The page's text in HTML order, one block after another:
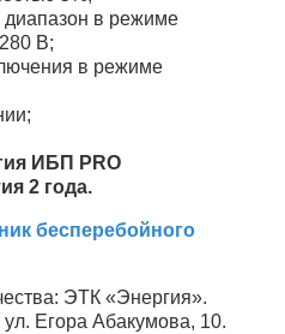
в режиме
В;
в режиме
ИБП PRO
2 года.
бесперебойного
ЭТК «Энергия».
Егора Абакумова, 10.